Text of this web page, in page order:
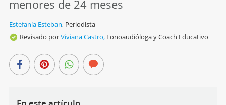
menores de 24 meses
Estefanía Esteban, Periodista
Revisado porViviana Castro, Fonoaudióloga y Coach Educativo